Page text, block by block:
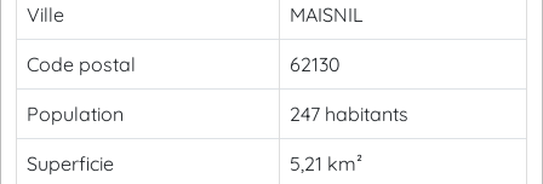
Ville MAISNIL
Code postal 62130
Population 247 habitants
Superficie 5,21 km²